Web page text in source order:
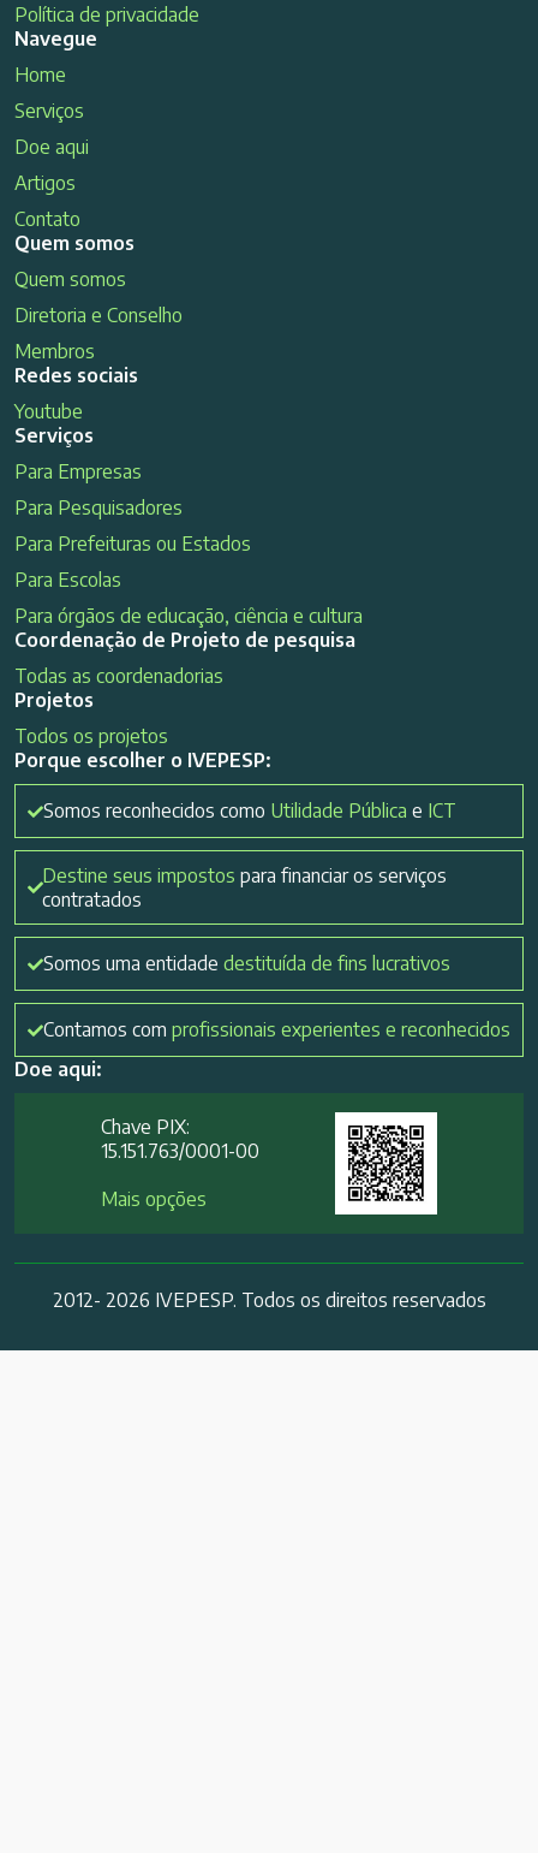
Política de privacidade
Navegue
Home
Serviços
Doe aqui
Artigos
Contato
Quem somos
Quem somos
Diretoria e Conselho
Membros
Redes sociais
Youtube
Serviços
Para Empresas
Para Pesquisadores
Para Prefeituras ou Estados
Para Escolas
Para órgãos de educação, ciência e cultura
Coordenação de Projeto de pesquisa
Todas as coordenadorias
Projetos
Todos os projetos
Porque escolher o IVEPESP:
Somos reconhecidos como Utilidade Pública e ICT
Destine seus impostos para financiar os serviços
contratados
Somos uma entidade destituída de fins lucrativos
Contamos com profissionais experientes e reconhecidos
Doe aqui:
Chave PIX:
15.151.763/0001-00​
Mais opções
2012- 2026 IVEPESP. Todos os direitos reservados